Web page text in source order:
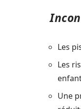
Les
Les
Une